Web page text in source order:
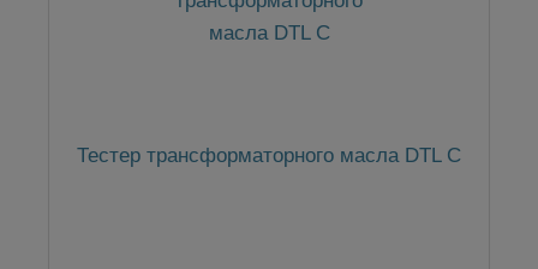
Тестер трансформаторного масла DTL C